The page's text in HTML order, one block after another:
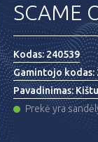
SCAME
Kodas:240539
Gamintojo kodas:
Pavadinimas:
Prekė yra